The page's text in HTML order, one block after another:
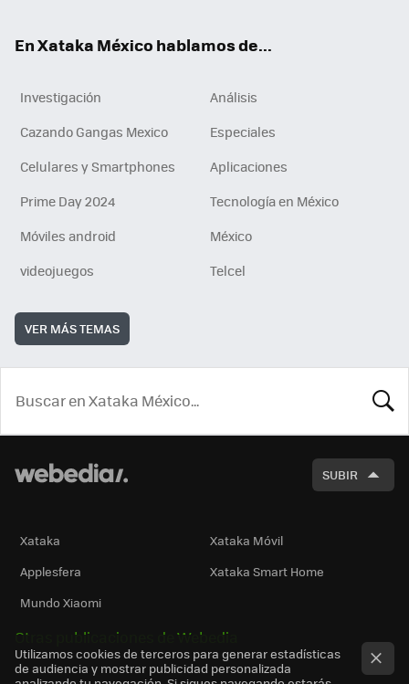
En Xataka México hablamos de...
Investigación
Análisis
Cazando Gangas Mexico
Especiales
Celulares y Smartphones
Aplicaciones
Prime Day 2024
Tecnología en México
Móviles android
México
videojuegos
Telcel
VER MÁS TEMAS
SUBIR
Xataka
Xataka Móvil
Applesfera
Xataka Smart Home
Mundo Xiaomi
Otras publicaciones de Webedia
Utilizamos cookies de terceros para generar estadísticas
de audiencia y mostrar publicidad personalizada